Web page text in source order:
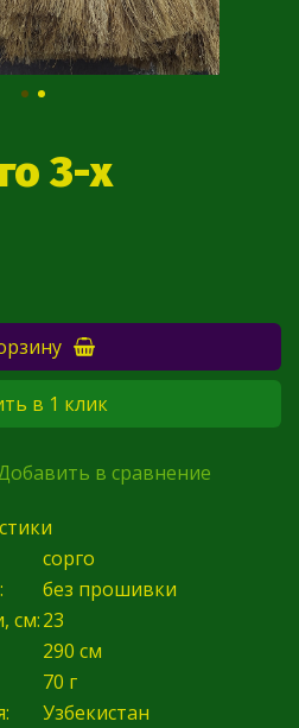
3-х
в сравнение
в 1 клик
сорго
без прошивки
см:23
290 см
70 г
Узбекистан